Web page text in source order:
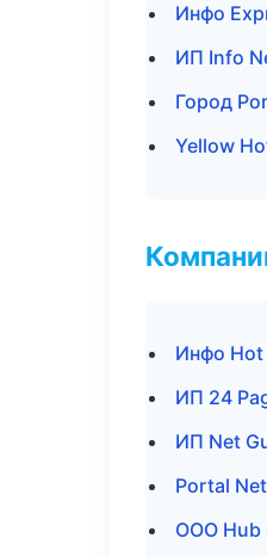
Инфо
ИП Info
Город
Yellow
Инфо Hot
ИП 24
ИП Net
Portal
ООО Hub